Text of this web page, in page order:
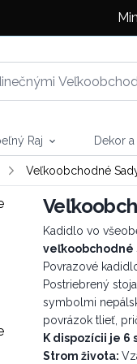
Raj Dekor
Veľkoobchodné
Kadidlo vo
veľkoobchodné
Povrazové
Postriebrený
symbolmi
povrázok tlieť,
K dispozícii je 6
Strom života: